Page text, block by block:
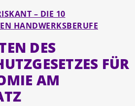
– DIE 10
HANDWERKSBERUFE
DES
FÜR
AM